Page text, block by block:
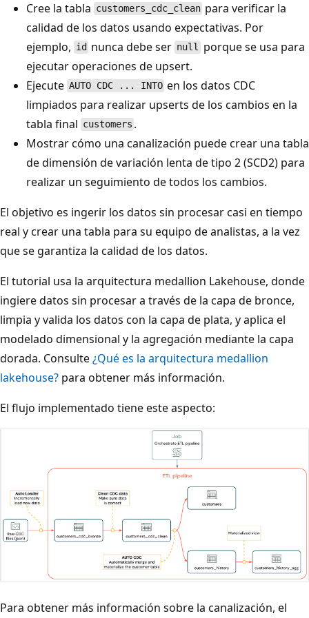
Cree la tabla customers_cdc_clean para verificar la
calidad de los datos usando expectativas. Por
ejemplo, id nunca debe ser null porque se usa para
ejecutar operaciones de upsert.
Ejecute AUTO CDC ... INTO en los datos CDC
limpiados para realizar upserts de los cambios en la
tabla final customers .
Mostrar cómo una canalización puede crear una tabla
de dimensión de variación lenta de tipo 2 (SCD2) para
realizar un seguimiento de todos los cambios.
El objetivo es ingerir los datos sin procesar casi en tiempo
real y crear una tabla para su equipo de analistas, a la vez
que se garantiza la calidad de los datos.
El tutorial usa la arquitectura medallion Lakehouse, donde
ingiere datos sin procesar a través de la capa de bronce,
limpia y valida los datos con la capa de plata, y aplica el
modelado dimensional y la agregación mediante la capa
dorada. Consulte¿Qué es la arquitectura medallion
lakehouse? para obtener más información.
El flujo implementado tiene este aspecto:
Para obtener más información sobre la canalización, el